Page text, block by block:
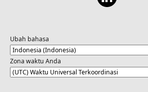
Ubah bahasa
Zona waktu Anda